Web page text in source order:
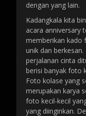
dengan yang lain.
Kadangkala kita
acara anniversary
memberikan kado
unik dan
perjalanan cinta
berisi banyak foto
Foto kolase yang
merupakan karya
foto kecil-kecil
yang diinginkan.